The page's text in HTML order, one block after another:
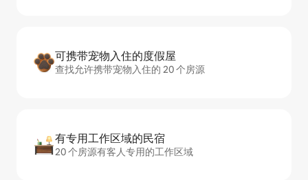
可携带宠物入住的度假屋
查找允许携带宠物入住的 20 个房源
有专用工作区域的民宿
20 个房源有客人专用的工作区域